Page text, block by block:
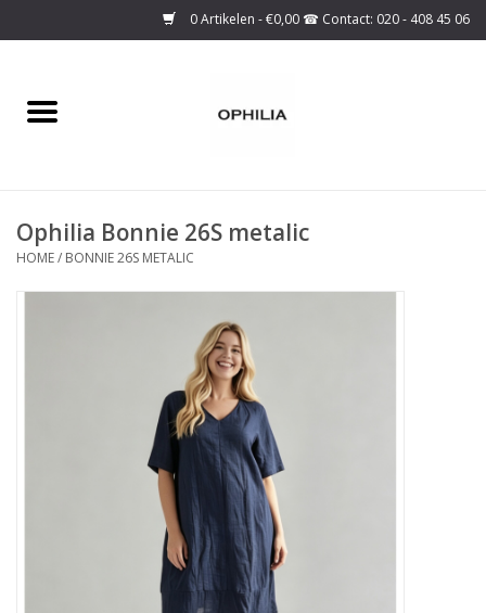
0 Artikelen - €0,00
Home
Over ons
Maattabel
Ophilia Bonnie 26S metalic
HOME/ BONNIE 26S METALIC